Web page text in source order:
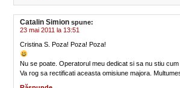
Catalin Simion spune:
23 mai 2011 la 13:51
Cristina S. Poza! Poza! Poza!
Nu se poate. Operatorul meu dedicat si sa nu stiu cum
Va rog sa rectificati aceasta omisiune majora.